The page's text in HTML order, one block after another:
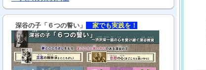
深谷の子「６つの誓い」 家でも実践を！